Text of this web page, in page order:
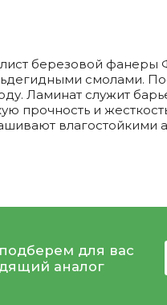
лист березовой
смолами.
Ламинат служит
прочность и
влагостойкими
для вас
аналог